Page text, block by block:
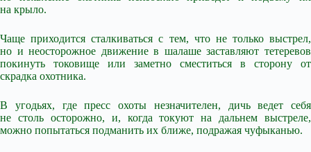
на крыло.
Чаще приходится сталкиваться с тем, что не только выстрел,
но и неосторожное движение в шалаше заставляют тетеревов
покинуть токовище или заметно сместиться в сторону от
скрадка охотника.
В угодьях, где пресс охоты незначителен, дичь ведет себя
не столь осторожно, и, когда токуют на дальнем выстреле,
можно попытаться подманить их ближе, подражая чуфыканью.